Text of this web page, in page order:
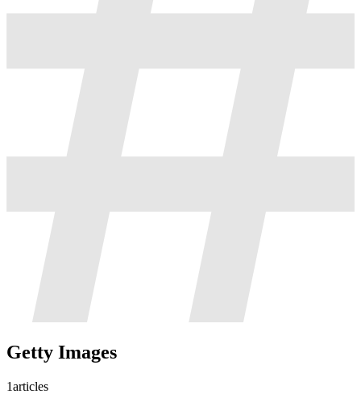
Getty Images
1articles